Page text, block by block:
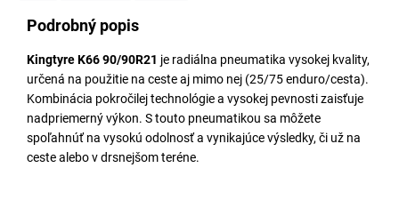
Podrobný popis
Kingtyre K66 90/90R21 je radiálna pneumatika vysokej kvality,
určená na použitie na ceste aj mimo nej (25/75 enduro/cesta).
Kombinácia pokročilej technológie a vysokej pevnosti zaisťuje
nadpriemerný výkon. S touto pneumatikou sa môžete
spoľahnúť na vysokú odolnosť a vynikajúce výsledky, či už na
ceste alebo v drsnejšom teréne.